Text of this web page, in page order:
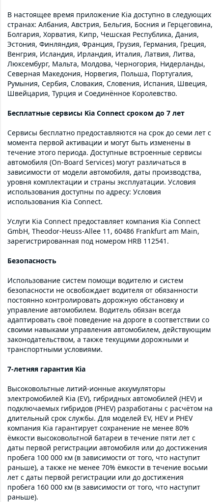
В настоящее время приложение Kia доступно в следующих
странах: Албания, Австрия, Бельгия, Босния и Герцеговина,
Болгария, Хорватия, Кипр, Чешская Республика, Дания,
Эстония, Финляндия, Франция, Грузия, Германия, Греция,
Венгрия, Исландия, Ирландия, Италия, Латвия, Литва,
Люксембург, Мальта, Молдова, Черногория, Нидерланды,
Северная Македония, Норвегия, Польша, Португалия,
Румыния, Сербия, Словакия, Словения, Испания, Швеция,
Швейцария, Турция и Соединённое Королевство.
Бесплатные сервисы Kia Connect сроком до 7 лет
Сервисы бесплатно предоставляются на срок до семи лет с
момента первой активации и могут быть изменены в
течение этого периода. Доступные встроенные сервисы
автомобиля (On-Board Services) могут различаться в
зависимости от модели автомобиля, даты производства,
уровня комплектации и страны эксплуатации. Условия
использования доступны по адресу: Условия
использования Kia Connect.
Услуги Kia Connect предоставляет компания Kia Connect
GmbH, Theodor-Heuss-Allee 11, 60486 Frankfurt am Main,
зарегистрированная под номером HRB 112541.
Безопасность
Использование систем помощи водителю и систем
безопасности не освобождает водителя от обязанности
постоянно контролировать дорожную обстановку и
управление автомобилем. Водитель обязан всегда
адаптировать своё поведение на дороге в соответствии со
своими навыками управления автомобилем, действующим
законодательством, а также текущими дорожными и
транспортными условиями.
7-летняя гарантия Kia
Высоковольтные литий-ионные аккумуляторы
электромобилей Kia (EV), гибридных автомобилей (HEV) и
подключаемых гибридов (PHEV) разработаны с расчётом на
длительный срок службы. Для моделей EV, HEV и PHEV
компания Kia гарантирует сохранение не менее 80%
ёмкости высоковольтной батареи в течение пяти лет с
даты первой регистрации автомобиля или до достижения
пробега 100 000 км (в зависимости от того, что наступит
раньше), а также не менее 70% ёмкости в течение восьми
лет с даты первой регистрации или до достижения
пробега 160 000 км (в зависимости от того, что наступит
раньше).